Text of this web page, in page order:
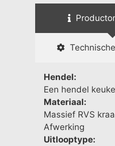
Hendel:
Een hendel
Materiaal:
Massief RVS
Afwerking
Uitlooptype: